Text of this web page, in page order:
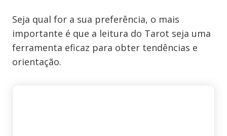
Seja qual for a sua preferência, o mais
importante é que a leitura do Tarot seja uma
ferramenta eficaz para obter tendências e
orientação.